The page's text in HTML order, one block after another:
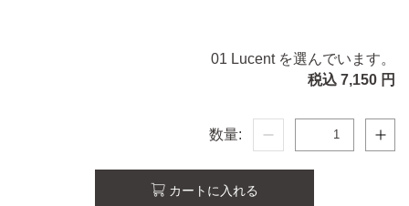
01 Lucent を選んでいます。
税込 7,150 円
数量:
カートに入れる